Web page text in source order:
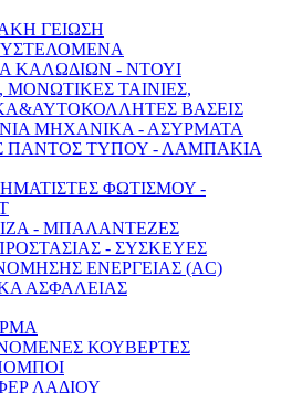
ΓΕΙΩΣΗ
ΚΑΛΩΔΙΩΝ - ΝΤΟΥΙ
ΤΑΙΝΙΕΣ,
ΒΑΣΕΙΣ
ΜΗΧΑΝΙΚΑ - ΑΣΥΡΜΑΤΑ
ΠΑΝΤΟΣ ΤΥΠΟΥ - ΛΑΜΠΑΚΙΑ
ΦΩΤΙΣΜΟΥ -
- ΜΠΑΛΑΝΤΕΖΕΣ
- ΣΥΣΚΕΥΕΣ
ΕΝΕΡΓΕΙΑΣ (AC)
ΑΣΦΑΛΕΙΑΣ
ΚΟΥΒΕΡΤΕΣ
ΛΑΔΙΟΥ